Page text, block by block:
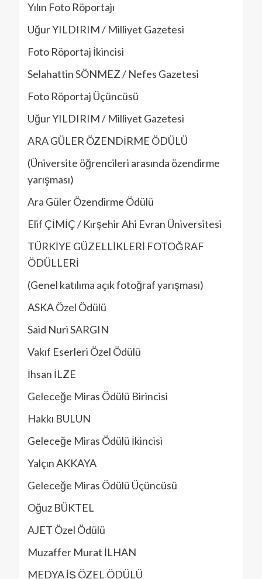
Yılın Foto Röportajı
Uğur YILDIRIM / Milliyet Gazetesi
Foto Röportaj İkincisi
Selahattin SÖNMEZ / Nefes Gazetesi
Foto Röportaj Üçüncüsü
Uğur YILDIRIM / Milliyet Gazetesi
ARA GÜLER ÖZENDİRME ÖDÜLÜ
(Üniversite öğrencileri arasında özendirme
yarışması)
Ara Güler Özendirme Ödülü
Elif ÇİMİÇ / Kırşehir Ahi Evran Üniversitesi
TÜRKİYE GÜZELLİKLERİ FOTOĞRAF
ÖDÜLLERİ
(Genel katılıma açık fotoğraf yarışması)
ASKA Özel Ödülü
Said Nuri SARGIN
Vakıf Eserleri Özel Ödülü
İhsan İLZE
Geleceğe Miras Ödülü Birincisi
Hakkı BULUN
Geleceğe Miras Ödülü İkincisi
Yalçın AKKAYA
Geleceğe Miras Ödülü Üçüncüsü
Oğuz BÜKTEL
AJET Özel Ödülü
Muzaffer Murat İLHAN
MEDYA İŞ ÖZEL ÖDÜLÜ